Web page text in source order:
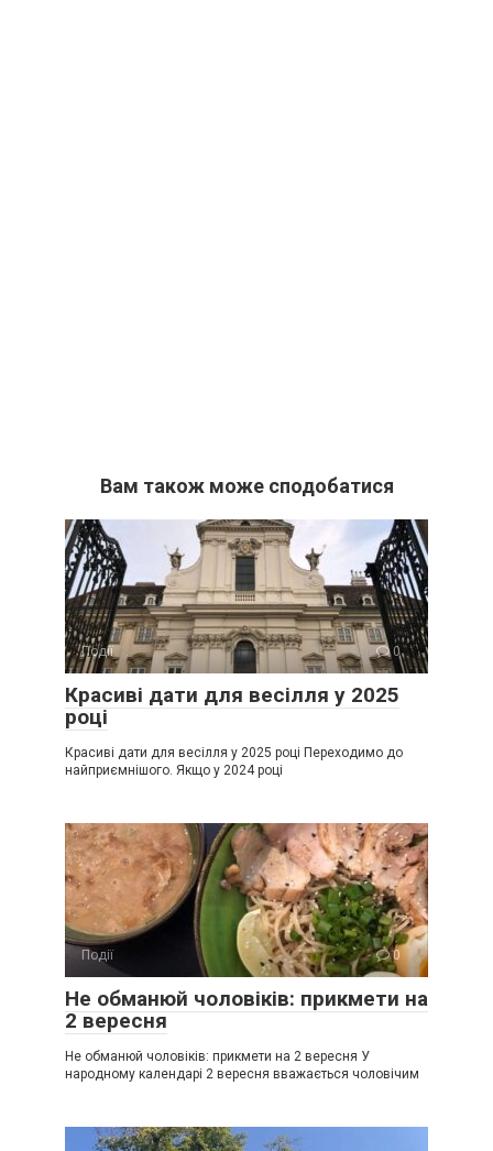
Вам також може сподобатися
Події 0
Красиві дати для весілля у 2025
році
Красиві дати для весілля у 2025 році Переходимо до
найприємнішого. Якщо у 2024 році
Події 0
Не обманюй чоловіків: прикмети на
2 вересня
Не обманюй чоловіків: прикмети на 2 вересня У
народному календарі 2 вересня вважається чоловічим